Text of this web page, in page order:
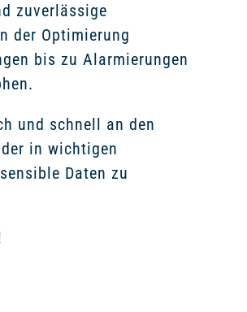
zuverlässige
der Optimierung
bis zu Alarmierungen
und schnell an den
in wichtigen
Daten zu